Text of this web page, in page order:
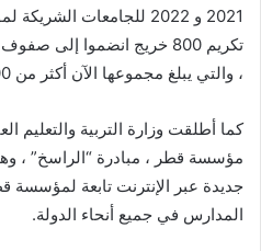
2021 و 2022 للجامعات
تكريم 800 خريج انضموا
، والتي يبلغ مجموعها الآن أكثر من 8000 خريج.
كما أطلقت وزارة التربية والتعليم
مؤسسة قطر ، مبادرة “الراسخ” ،
جديدة عبر الإنترنت تابعة
المدارس في جميع أنحاء الدولة.